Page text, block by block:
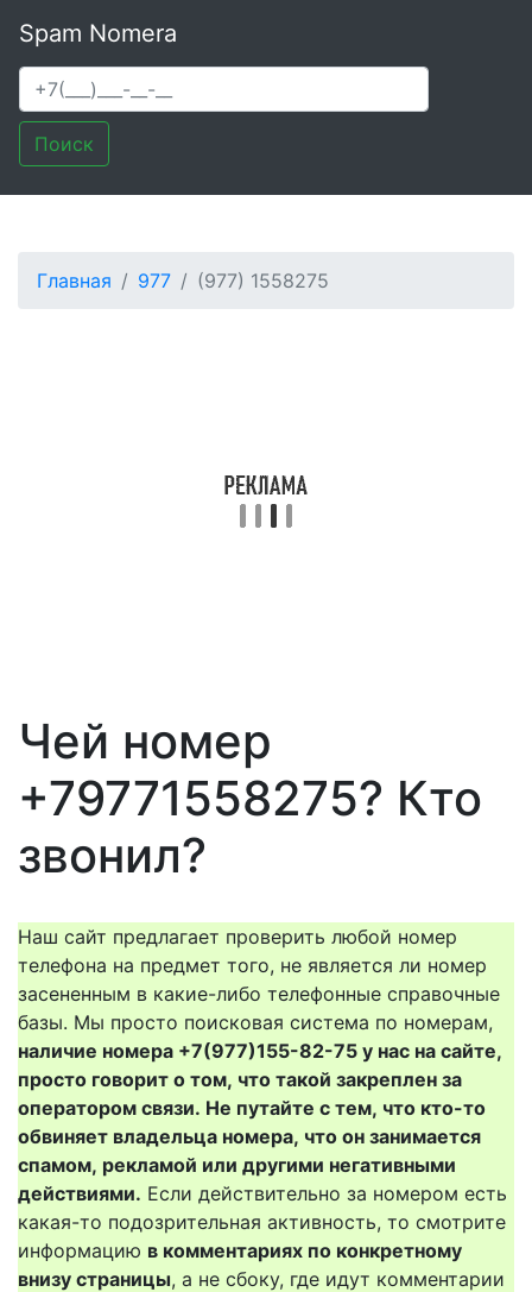
Spam Nomera
Поиск
Главная 977 (977) 1558275
Чей номер
+79771558275? Кто
звонил?
Наш сайт предлагает проверить любой номер
телефона на предмет того, не является ли номер
засененным в какие-либо телефонные справочные
базы. Мы просто поисковая система по номерам,
наличие номера +7(977)155-82-75 у нас на сайте,
просто говорит о том, что такой закреплен за
оператором связи. Не путайте с тем, что кто-то
обвиняет владельца номера, что он занимается
спамом, рекламой или другими негативными
действиями. Если действительно за номером есть
какая-то подозрительная активность, то смотрите
информацию в комментариях по конкретному
внизу страницы, а не сбоку, где идут комментарии